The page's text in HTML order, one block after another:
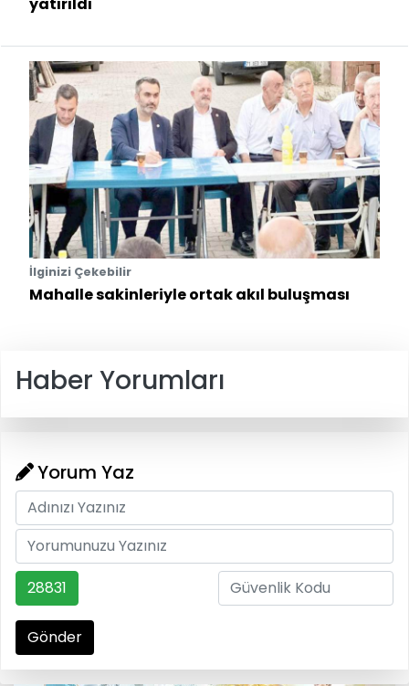
İlginizi Çekebilir
Mahalle sakinleriyle ortak akıl buluşması
Haber Yorumları
Yorum Yaz
28831
Gönder